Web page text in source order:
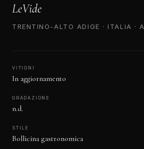
LeVide
TRENTINO-ALTO ADIGE · ITALIA ·
VITIGNI
In aggiornamento
GRADAZIONE
n.d.
STILE
Bollicina gastronomica